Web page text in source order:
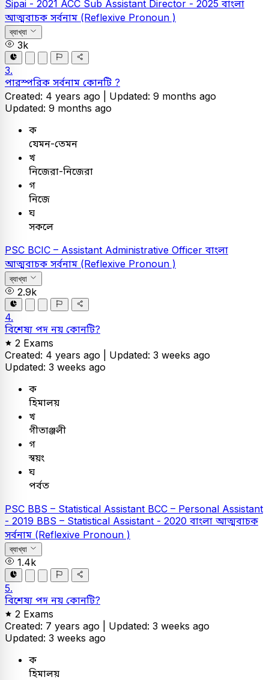
Sipai - 2021 ACC Sub Assistant Director - 2025 বাংলা
আত্মবাচক সর্বনাম (Reflexive Pronoun )
ব্যাখ্যা
3k
3.
পারস্পরিক সর্বনাম কোনটি ?
Created: 4 years ago | Updated: 9 months ago
Updated: 9 months ago
ক
যেমন-তেমন
খ
নিজেরা-নিজেরা
গ
নিজে
ঘ
সকলে
PSC BCIC – Assistant Administrative Officer বাংলা
আত্মবাচক সর্বনাম (Reflexive Pronoun )
ব্যাখ্যা
2.9k
4.
বিশেষ্য পদ নয় কোনটি?
2 Exams
Created: 4 years ago | Updated: 3 weeks ago
Updated: 3 weeks ago
ক
হিমালয়
খ
গীতাঞ্জলী
গ
স্বয়ং
ঘ
পর্বত
PSC BBS – Statistical Assistant BCC – Personal Assistant
- 2019 BBS – Statistical Assistant - 2020 বাংলা আত্মবাচক
সর্বনাম (Reflexive Pronoun )
ব্যাখ্যা
1.4k
5.
বিশেষ্য পদ নয় কোনটি?
2 Exams
Created: 7 years ago | Updated: 3 weeks ago
Updated: 3 weeks ago
ক
হিমালয়